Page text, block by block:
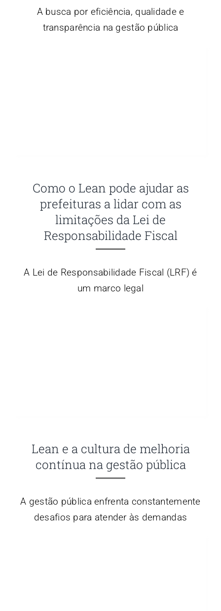
A busca por eficiência, qualidade e
transparência na gestão pública
Como o Lean pode ajudar as
prefeituras a lidar com as
limitações da Lei de
Responsabilidade Fiscal
A Lei de Responsabilidade Fiscal (LRF) é
um marco legal
Lean e a cultura de melhoria
contínua na gestão pública
A gestão pública enfrenta constantemente
desafios para atender às demandas